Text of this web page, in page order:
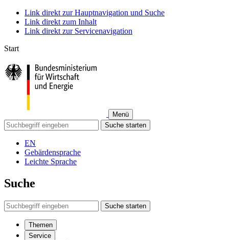
Link direkt zur Hauptnavigation und Suche
Link direkt zum Inhalt
Link direkt zur Servicenavigation
Start
Menü
Suche starten
EN
Gebärdensprache
Leichte Sprache
Suche
Suche starten
Themen
Service